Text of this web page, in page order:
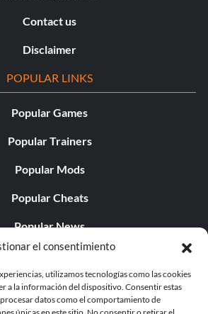
el consentimiento
utilizamos tecnologías como las cookies
a la información del dispositivo. Consentir estas
datos como el comportamiento de
Contact us
Disclaimer
POPULAR LINKS
Popular Games
Popular Trainers
Popular Mods
Popular Cheats
Popular News
Popular Editorials
Popular Free Games
LATEST UPDATES